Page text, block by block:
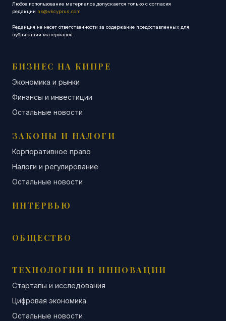
Любое использование материалов допускается только с согласия
редакции nk@vkcyprus.com
Редакция не несет ответственности за содержание предоставленных для
публикации материалов.
БИЗНЕС НА КИПРЕ
Экономика и рынки
Финансы и инвестиции
Остальные новости
ЗАКОНЫ И НАЛОГИ
Корпоративное право
Налоги и регулирование
Остальные новости
ИНТЕРВЬЮ
ОБЩЕСТВО
ТЕХНОЛОГИИ И ИННОВАЦИИ
Стартапы и исследования
Цифровая экономика
Остальные новости